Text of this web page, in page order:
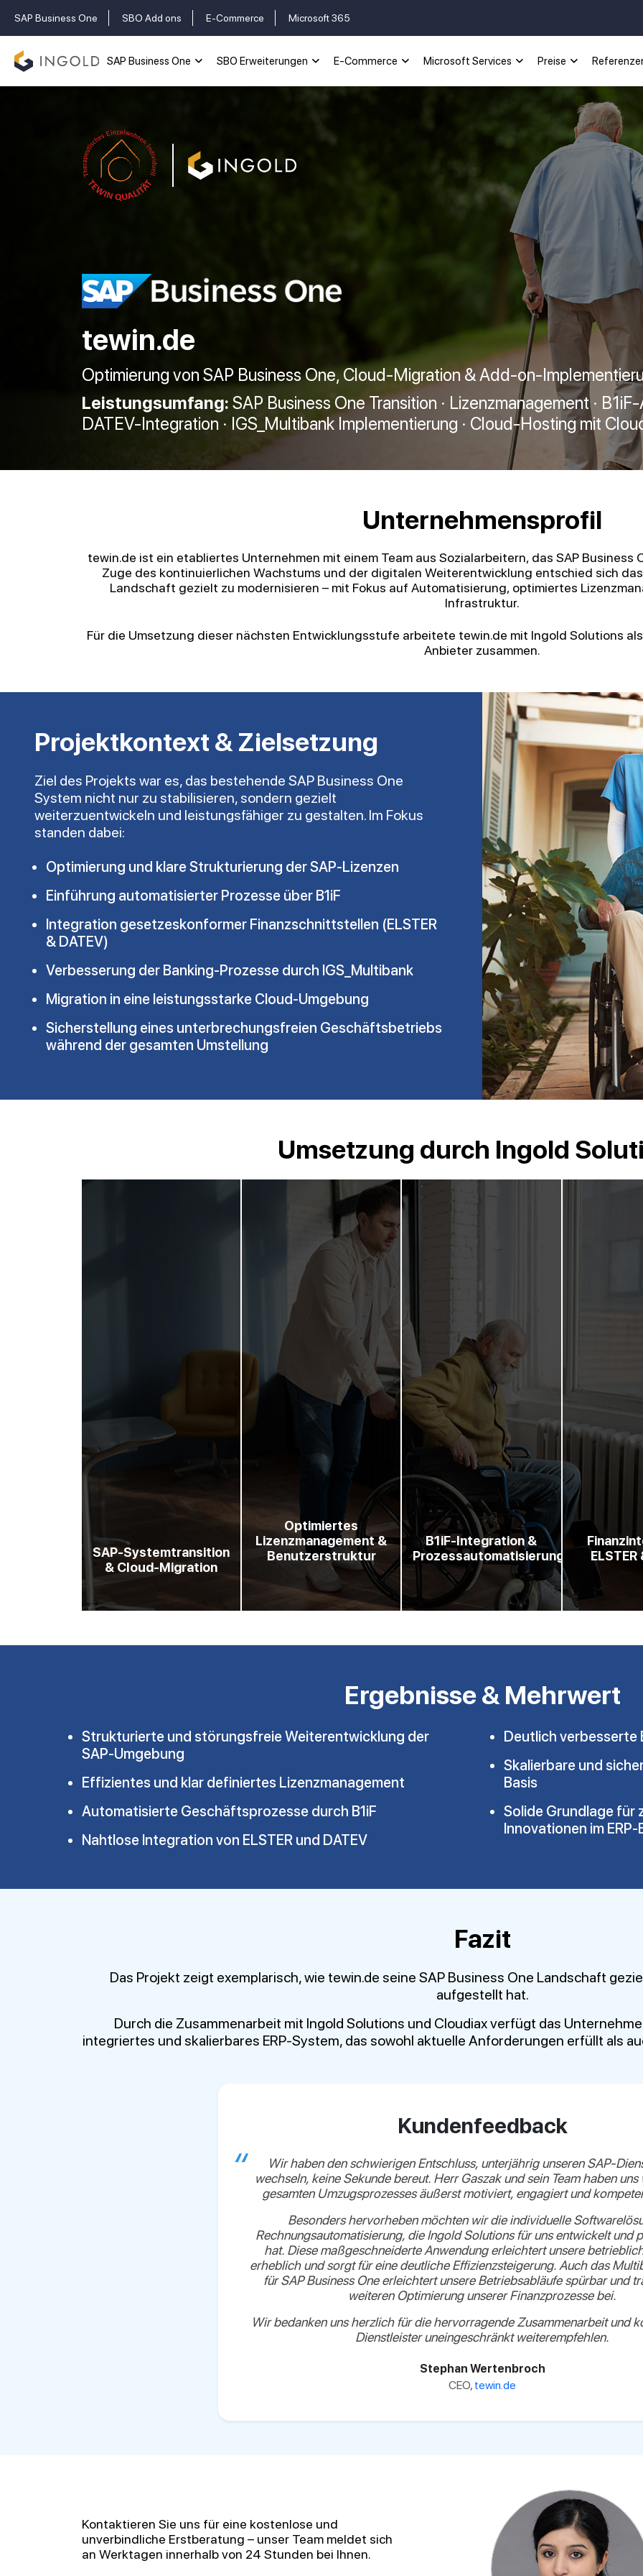
SAP Business One SBO Add ons E-Commerce Microsoft 365
SAP Business One SBO Erweiterungen E-Commerce Microsoft Services Preise
tewin.de
Optimierung von SAP Business One, Cloud-Migration & Add-on-
Leistungsumfang: SAP Business One Transition · Lizenzmanagement ·
DATEV-Integration · IGS_Multibank Implementierung · Cloud-Hosting mit
Unternehmensprofil
tewin.de ist ein etabliertes Unternehmen mit einem Team aus Sozialarbeitern, das SAP Business
Zuge des kontinuierlichen Wachstums und der digitalen Weiterentwicklung entschied sich
Landschaft gezielt zu modernisieren – mit Fokus auf Automatisierung, optimiertes
Infrastruktur.
Für die Umsetzung dieser nächsten Entwicklungsstufe arbeitete tewin.de mit Ingold Solutions
Anbieter zusammen.
Projektkontext & Zielsetzung
Ziel des Projekts war es, das bestehende SAP Business One
System nicht nur zu stabilisieren, sondern gezielt
weiterzuentwickeln und leistungsfähiger zu gestalten. Im Fokus
standen dabei:
Optimierung und klare Strukturierung der SAP-Lizenzen
Einführung automatisierter Prozesse über B1iF
Integration gesetzeskonformer Finanzschnittstellen (ELSTER
& DATEV)
Verbesserung der Banking-Prozesse durch IGS_Multibank
Migration in eine leistungsstarke Cloud-Umgebung
Sicherstellung eines unterbrechungsfreien Geschäftsbetriebs
während der gesamten Umstellung
Umsetzung durch Ingold
SAP-Systemtransition
& Cloud-Migration
Optimiertes
Lizenzmanagement &
Benutzerstruktur
B1iF-Integration &
Prozessautomatisierung
ELSTER
Ergebnisse & Mehrwert
Strukturierte und störungsfreie Weiterentwicklung der
SAP-Umgebung
Effizientes und klar definiertes Lizenzmanagement
Automatisierte Geschäftsprozesse durch B1iF
Nahtlose Integration von ELSTER und DATEV
Deutlich verbesserte
Skalierbare und
Basis
Solide Grundlage für
Innovationen im
Fazit
Das Projekt zeigt exemplarisch, wie tewin.de seine SAP Business One Landschaft
aufgestellt hat.
Durch die Zusammenarbeit mit Ingold Solutions und Cloudiax verfügt das
integriertes und skalierbares ERP-System, das sowohl aktuelle Anforderungen erfüllt als
Kundenfeedback
Wir haben den schwierigen Entschluss, unterjährig unseren SAP-
wechseln, keine Sekunde bereut. Herr Gaszak und sein Team haben
gesamten Umzugsprozesses äußerst motiviert, engagiert und
Besonders hervorheben möchten wir die individuelle
Rechnungsautomatisierung, die Ingold Solutions für uns entwickelt und
hat. Diese maßgeschneiderte Anwendung erleichtert unsere
erheblich und sorgt für eine deutliche Effizienzsteigerung. Auch das
für SAP Business One erleichtert unsere Betriebsabläufe spürbar und
weiteren Optimierung unserer Finanzprozesse bei.
Wir bedanken uns herzlich für die hervorragende Zusammenarbeit und
Dienstleister uneingeschränkt weiterempfehlen.
Stephan Wertenbroch
CEO, tewin.de
Kontaktieren Sie uns für eine kostenlose und
unverbindliche Erstberatung – unser Team meldet sich
an Werktagen innerhalb von 24 Stunden bei Ihnen.